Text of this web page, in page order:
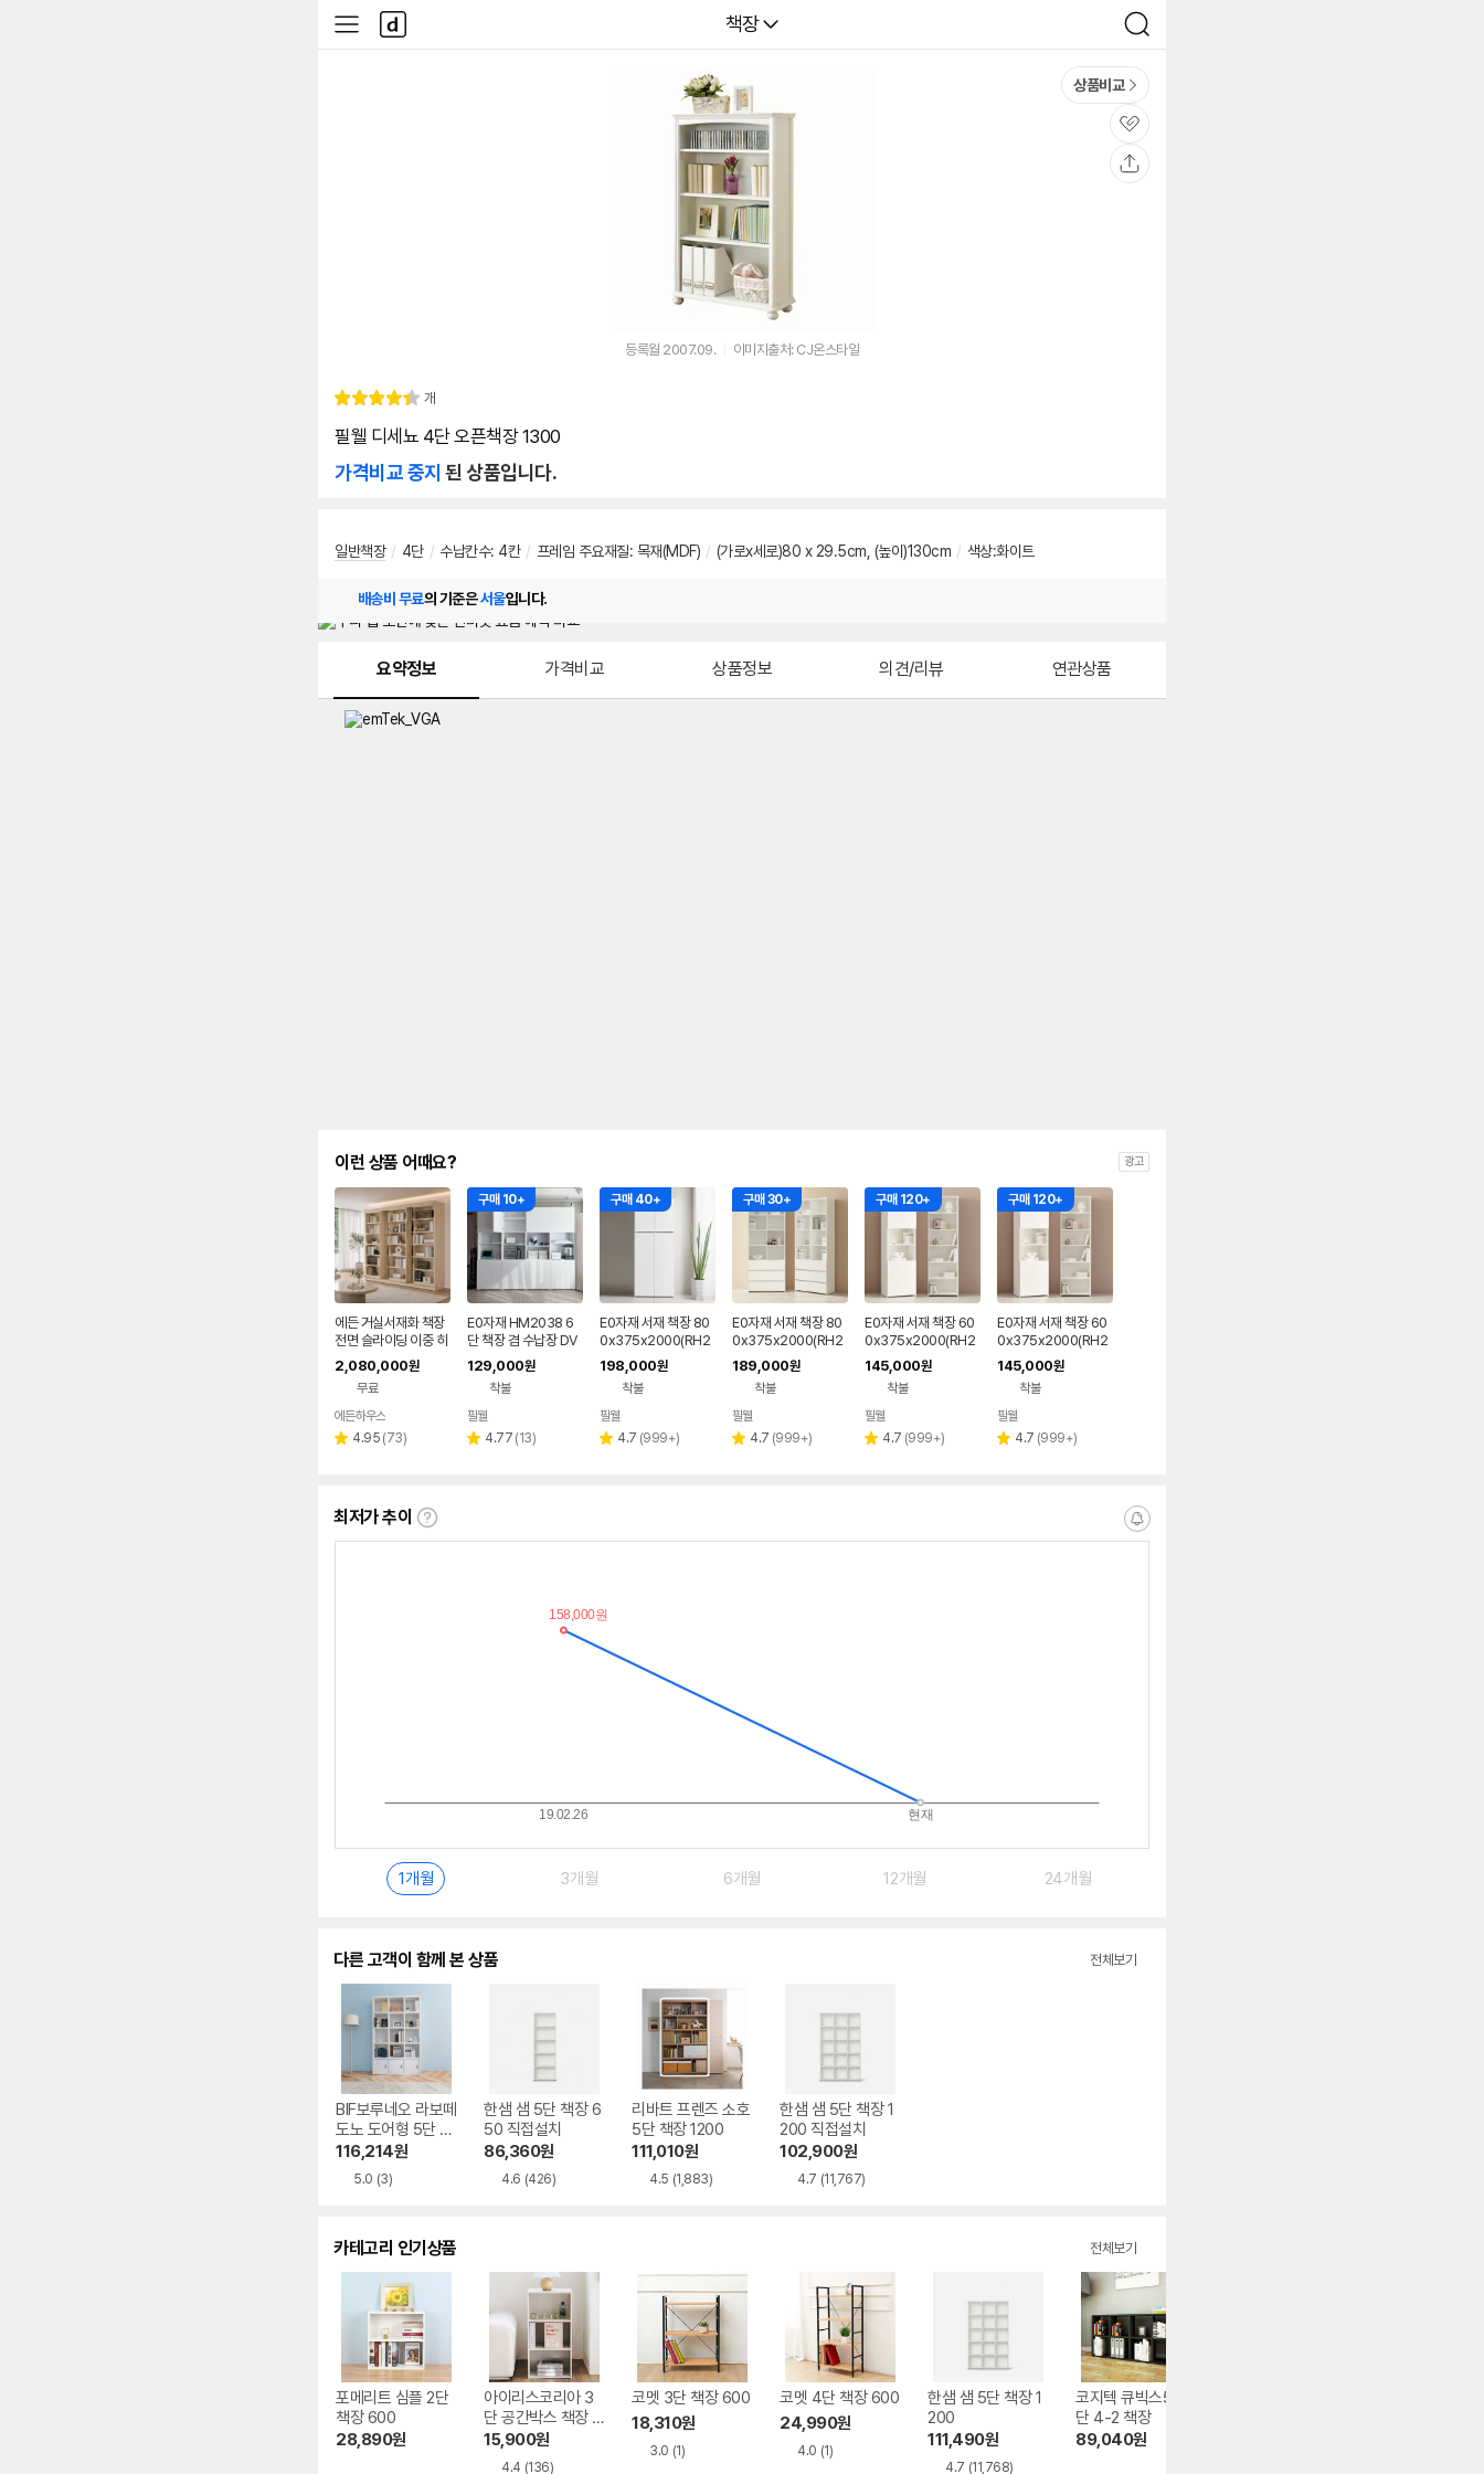
다나와
책장
검
색
사
이
다
나
와
상품비교
관
심
등록월 2007.09. 이미지출처: CJ온스타일
별
4.
리
개
필웰 디세뇨 4단 오픈책장 1300
가격비교 중지 된 상품입니다.
일반책장 / 4단 / 수납칸수: 4칸 / 프레임 주요재질: 목재(MDF) / (가로x세로)80 x 29.5cm, (높이)130cm / 색상:화이트
배송비 무료의 기준은서울입니다.
요약정보 가격비교 상품정보 의견/리뷰 연관상품
이런 상품 어때요? 광고
에든 거실서재화 책장
전면 슬라이딩 이중 히
든 만화책장 SL-240
0 거실 인테리어
2,080,000원
무료
페이
에든하우스
별 4.95 리
(73)
구매 10+
E0자재 HM2038 6
단 책장 겸 수납장 DV
X
129,000원
착불
필웰
별 4.77 리
(13)
구매 40+
E0자재 서재 책장 80
0x375x2000(RH2
065), 6단, 완전수납
형
198,000원
착불
필웰
별 4.7 리
(999+)
구매 30+
E0자재 서재 책장 80
0x375x2000(RH2
056), 6단, 서랍셋오
픈형
189,000원
착불
필웰
별 4.7 리
(999+)
구매 120+
E0자재 서재 책장 60
0x375x2000(RH2
061), 6단, 상하수납형
우측문
145,000원
착불
필웰
별 4.7 리
(999+)
구매 120+
E0자재 서재 책장 60
0x375x2000(RH2
061), 6단, 상하수납형
좌측문
145,000원
착불
필웰
별 4.7 리
(999+)
최저가 추이
최
알
1개월 3개월 6개월 12개월 24개월
다른 고객이 함께 본 상품 전체보기
BIF보루네오 라보떼
도노 도어형 5단 책
장 1200
116,214원
5.0 (3)
한샘 샘 5단 책장 6
50 직접설치
86,360원
4.6 (426)
리바트 프렌즈 소호
5단 책장 1200
111,010원
4.5 (1,883)
한샘 샘 5단 책장 1
200 직접설치
102,900원
4.7 (11,767)
카테고리 인기상품 전체보기
포메리트 심플 2단
책장 600
28,890원
아이리스코리아 3
단 공간박스 책장 3
60
15,900원
4.4 (136)
코멧 3단 책장 600
18,310원
3.0 (1)
코멧 4단 책장 600
24,990원
4.0 (1)
한샘 샘 5단 책장 1
200
111,490원
4.7 (11,768)
코지텍 큐빅스5 2
단 4-2 책장
89,040원